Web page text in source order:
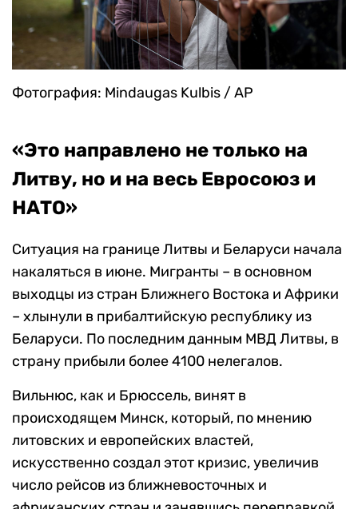
Фотография: Mindaugas Kulbis / AP
«Это направлено не только на
Литву, но и на весь Евросоюз и
НАТО»
Ситуация на границе Литвы и Беларуси начала
накаляться в июне. Мигранты – в основном
выходцы из стран Ближнего Востока и Африки
– хлынули в прибалтийскую республику из
Беларуси. По последним данным МВД Литвы, в
страну прибыли более 4100 нелегалов.
Вильнюс, как и Брюссель, винят в
происходящем Минск, который, по мнению
литовских и европейских властей,
искусственно создал этот кризис, увеличив
число рейсов из ближневосточных и